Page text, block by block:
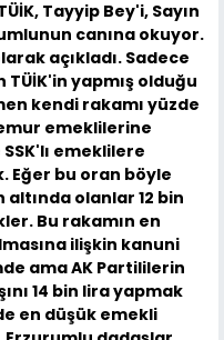
Tayyip Bey'i, Sayın
canına okuyor.
açıkladı. Sadece
TÜİK'in yapmış olduğu
kendi rakamı yüzde
emeklilerine
emeklilere
Eğer bu oran böyle
altında olanlar 12 bin
Bu rakamın en
ilişkin kanuni
ama AK Partililerin
14 bin lira yapmak
en düşük emekli